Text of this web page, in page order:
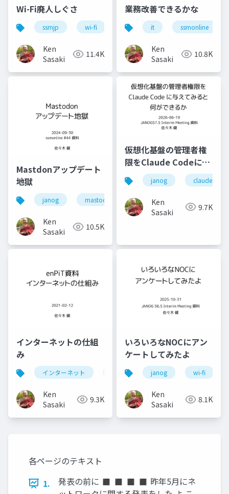
Wi-Fi廃人しぐさ
ssmjp wi-fi conbu bakuchiku
Ken
Sasaki
11.4K
業務改善できるかな
it ssmonline
Ken
Sasaki
10.8K
Mastdonアップデート
地獄
janog mastodon chatgpt
Ken
Sasaki
10.5K
仮想化基盤の管理者権
限をClaude Codeに与
えてみると何ができる
か
janog claude code
Ken
Sasaki
9.7K
インターネットの仕組
み
インターネット internet enpit
Ken
Sasaki
9.3K
いろいろなNOCにアン
ケートしてみたよ
janog wi-fi
Ken
Sasaki
8.1K
各ページのテキスト
1.
発表の前に ◼ ◼ ◼ ◼ 昨年5月にネ